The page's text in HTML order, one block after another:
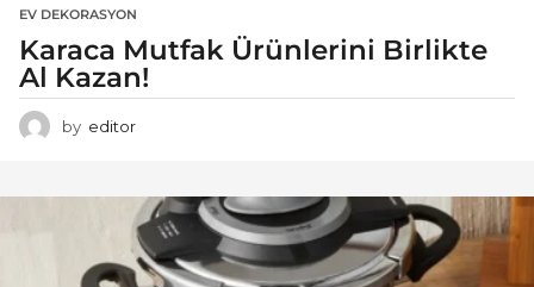
EV DEKORASYON
Karaca Mutfak Ürünlerini Birlikte
Al Kazan!
by editor